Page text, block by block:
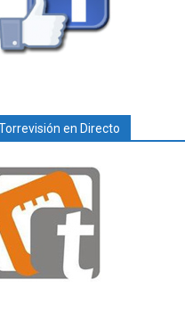
en Directo